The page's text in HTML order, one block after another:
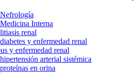
Interna
renal
y enfermedad renal
y enfermedad renal
arterial sistémica
en orina